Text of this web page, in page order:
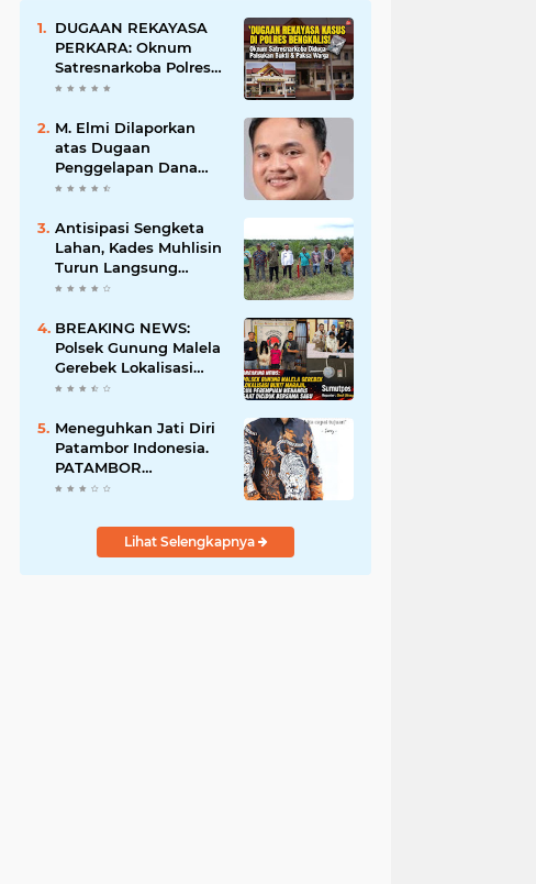
DUGAAN REKAYASA
PERKARA: Oknum
Satresnarkoba Polres
Bengkalis Diduga
Hingga Paksa Warga
Hadir di TKP
M. Elmi Dilaporkan
atas Dugaan
Penggelapan Dana
Pensiunan Guru dan
Pastikan Proses
Hukum Berjalan
Antisipasi Sengketa
Lahan, Kades Muhlisin
Turun Langsung
Tinjau Batas Wilayah
Diserobot PT Jatim
Jaya Perkasa
BREAKING NEWS:
Polsek Gunung Malela
Gerebek Lokalisasi
Bukit Maraja, Dua
Saat Diciduk Bersama
Sabu
Meneguhkan Jati Diri
Patambor Indonesia.
PATAMBOR
INDONESIA Akan
Jakarta.
Lihat Selengkapnya